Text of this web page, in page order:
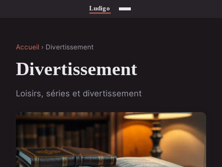
Accueil › Divertissement
Divertissement
Loisirs, séries et divertissement